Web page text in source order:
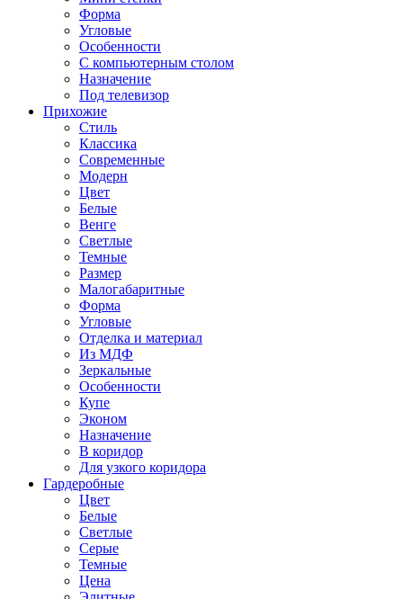
Форма
Угловые
Особенности
С компьютерным столом
Назначение
Под телевизор
Прихожие
Стиль
Классика
Современные
Модерн
Цвет
Белые
Венге
Светлые
Темные
Размер
Малогабаритные
Форма
Угловые
Отделка и материал
Из МДФ
Зеркальные
Особенности
Купе
Эконом
Назначение
В коридор
Для узкого коридора
Гардеробные
Цвет
Белые
Светлые
Серые
Темные
Цена